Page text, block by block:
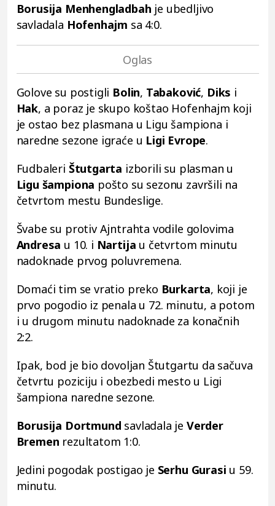
Borusija Menhengladbah je ubedljivo
savladala Hofenhajm sa 4:0.
Golove su postigli Bolin, Tabaković, Diks i
Hak, a poraz je skupo koštao Hofenhajm koji
je ostao bez plasmana u Ligu šampiona i
naredne sezone igraće u Ligi Evrope.
Fudbaleri Štutgarta izborili su plasman u
Ligu šampiona pošto su sezonu završili na
četvrtom mestu Bundeslige.
Švabe su protiv Ajntrahta vodile golovima
Andresa u 10. i Nartija u četvrtom minutu
nadoknade prvog poluvremena.
Domaći tim se vratio preko Burkarta, koji je
prvo pogodio iz penala u 72. minutu, a potom
i u drugom minutu nadoknade za konačnih
2:2.
Ipak, bod je bio dovoljan Štutgartu da sačuva
četvrtu poziciju i obezbedi mesto u Ligi
šampiona naredne sezone.
Borusija Dortmund savladala je Verder
Bremen rezultatom 1:0.
Jedini pogodak postigao je Serhu Gurasi u 59.
minutu.